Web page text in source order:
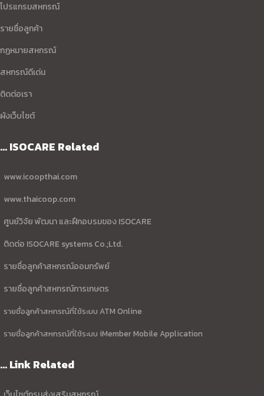
โปรแกรมสหกรณ์
รายชื่อลูกค้า
กฏหมายสหกรณ์
สหกรณ์ดีเด่น
ติดต่อเรา
ผังเว็บไซต์
... ISOCARE Related
www.icoopthai.com
www.thaicoop.com
ศูนย์วิจัย พัฒนา และฝึกอบรมของ ISOCARE
ติดต่อ ISOCARE systems Co.;Ltd.
รายชื่อลูกค้าสหกรณ์ออมทรัพย์
รายชื่อลูกค้าสหกรณ์การเกษตร
รายชื่อลูกค้าสหกรณ์ที่ใช้ระบบ ATM Online
รายชื่อลูกค้าสหกรณ์ที่ใช้ระบบ iMember Mobile Application
... Link Related